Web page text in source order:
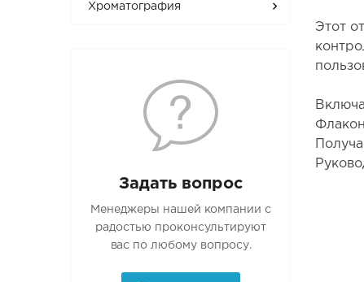
Хроматография
Задать вопрос
Менеджеры нашей компании с
радостью проконсультируют
вас по любому вопросу.
Этот